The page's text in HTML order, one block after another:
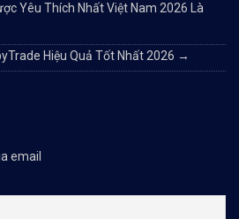
Yêu Thích Nhất Việt Nam 2026 Là
Hiệu Quả Tốt Nhất 2026 →
email